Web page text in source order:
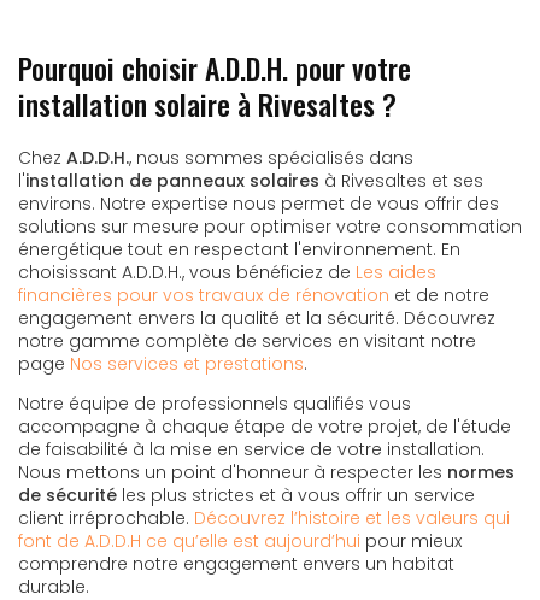
Pourquoi choisir A.D.D.H. pour votre
installation solaire à Rivesaltes ?
Chez A.D.D.H., nous sommes spécialisés dans
l'installation de panneaux solaires à Rivesaltes et ses
environs. Notre expertise nous permet de vous offrir des
solutions sur mesure pour optimiser votre consommation
énergétique tout en respectant l'environnement. En
choisissant A.D.D.H., vous bénéficiez de Les aides
financières pour vos travaux de rénovation et de notre
engagement envers la qualité et la sécurité. Découvrez
notre gamme complète de services en visitant notre
page Nos services et prestations.
Notre équipe de professionnels qualifiés vous
accompagne à chaque étape de votre projet, de l'étude
de faisabilité à la mise en service de votre installation.
Nous mettons un point d'honneur à respecter les normes
de sécurité les plus strictes et à vous offrir un service
client irréprochable. Découvrez l’histoire et les valeurs qui
font de A.D.D.H ce qu’elle est aujourd’hui pour mieux
comprendre notre engagement envers un habitat
durable.